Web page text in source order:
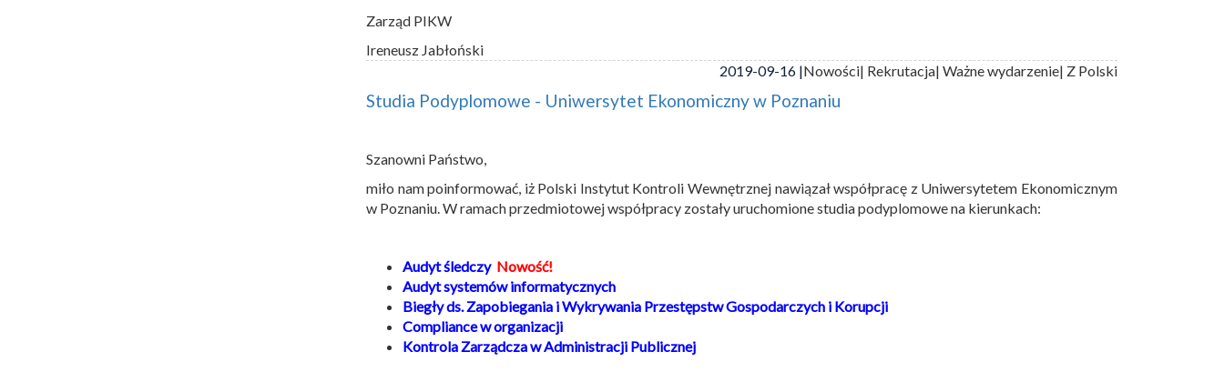
Zarząd PIKW
Ireneusz Jabłoński
2019-09-16 |Nowości| Rekrutacja| Ważne wydarzenie| Z Polski
Studia Podyplomowe - Uniwersytet Ekonomiczny w Poznaniu
Szanowni Państwo,
miło nam poinformować, iż Polski Instytut Kontroli Wewnętrznej nawiązał współpracę z Uniwersytetem Ekonomicznym
w Poznaniu. W ramach przedmiotowej współpracy zostały uruchomione studia podyplomowe na kierunkach:
Audyt śledczy Nowość!
Audyt systemów informatycznych
Biegły ds. Zapobiegania i Wykrywania Przestępstw Gospodarczych i Korupcji
Compliance w organizacji
Kontrola Zarządcza w Administracji Publicznej